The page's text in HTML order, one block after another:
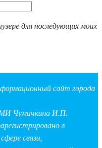
для последующих моих
сайт города
Чумичкина И.П.
в
связи,